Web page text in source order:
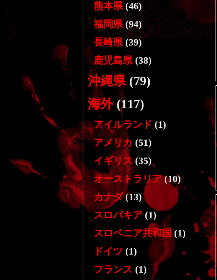
熊本県(46)
福岡県(94)
長崎県 (39)
鹿児島県 (38)
沖縄県(79)
海外(117)
アイルランド (1)
アメリカ (51)
イギリス(35)
オーストラリア(10)
カナダ(13)
スロバキア (1)
スロベニア共和国(1)
ドイツ (1)
フランス (1)